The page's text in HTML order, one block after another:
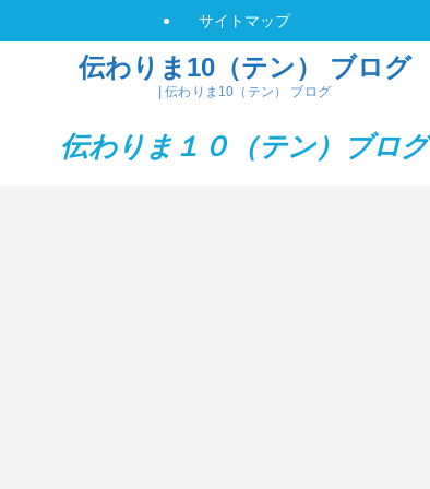
伝わりま10（テン） ブログ
| 伝わりま10（テン） ブログ
サイトマップ
伝わりま１０（テン） ブログ